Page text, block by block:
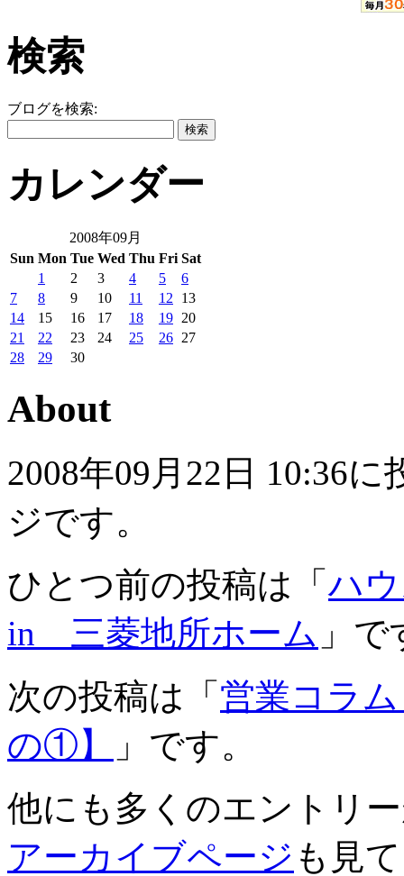
検索
ブログを検索:
カレンダー
2008年09月
Sun Mon Tue Wed Thu Fri Sat
1
2 3 4 5
6
7
8 9 10 11 12
13
14
15 16 17 18 19 20
21
22 23 24 25 26 27
28
29 30
About
2008年09月22日 10:36
ジです。
ひとつ前の投稿は「ハ
in 三菱地所ホーム 」
次の投稿は「 営業コラ
の①】
」です。
他にも多くのエントリ
アーカイブページ も見